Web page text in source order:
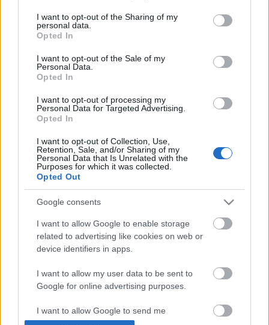
not limited to your visit or usage behaviour. You may click to
grant or deny consent to Google and its third-party tags to
use your data for below specified purposes in below Google
consent section.
I want to opt-out of the Sharing of my
personal data.
Opted In
I want to opt-out of the Sale of my
Personal Data.
Opted In
I want to opt-out of processing my
Personal Data for Targeted Advertising.
Opted In
I want to opt-out of Collection, Use,
Retention, Sale, and/or Sharing of my
Personal Data that Is Unrelated with the
Purposes for which it was collected.
Opted Out
Google consents
I want to allow Google to enable storage
related to advertising like cookies on web or
device identifiers in apps.
I want to allow my user data to be sent to
Google for online advertising purposes.
I want to allow Google to send me
personalized advertising.
A metszőolló nyáron sem pihenhet
A téli, tavaszi nagy metszési munkát a nyári
hajtásválogatással lehet csökkenteni. Ezzel kisebb
sokk éri a növényt, mert nem kell annyi később
eltávolítandó hajtást növelnie, és kevesebb
megfeledkezni, hogy a vékonyabb hajtásokat